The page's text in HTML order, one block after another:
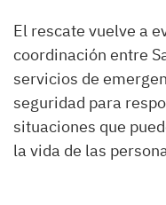
El rescate vuelve a
coordinación entre
servicios de
seguridad para
situaciones que
la vida de las